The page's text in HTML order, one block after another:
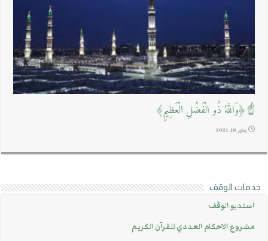
☝﴿وَاللَّهُ ذُو الْفَضْلِ الْعَظِيمِ﴾
يناير 18, 2021
خدمات الوقف
استديو الوقف
مشروع الاحكام العددي للقرآن الكريم